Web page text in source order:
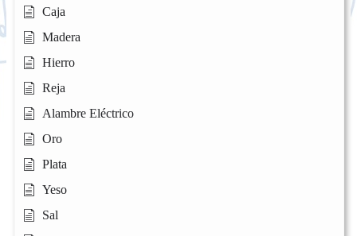
Caja
Madera
Hierro
Reja
Alambre Eléctrico
Oro
Plata
Yeso
Sal